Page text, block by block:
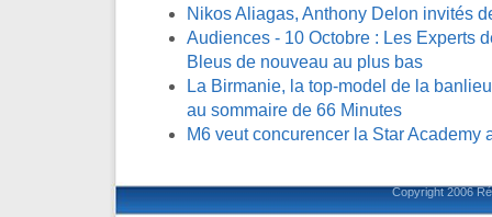
Nikos Aliagas, Anthony Delon invités
Audiences - 10 Octobre : Les Experts
Bleus de nouveau au plus bas
La Birmanie, la top-model de la
au sommaire de 66 Minutes
M6 veut concurencer la Star Academy
Copyright 2006